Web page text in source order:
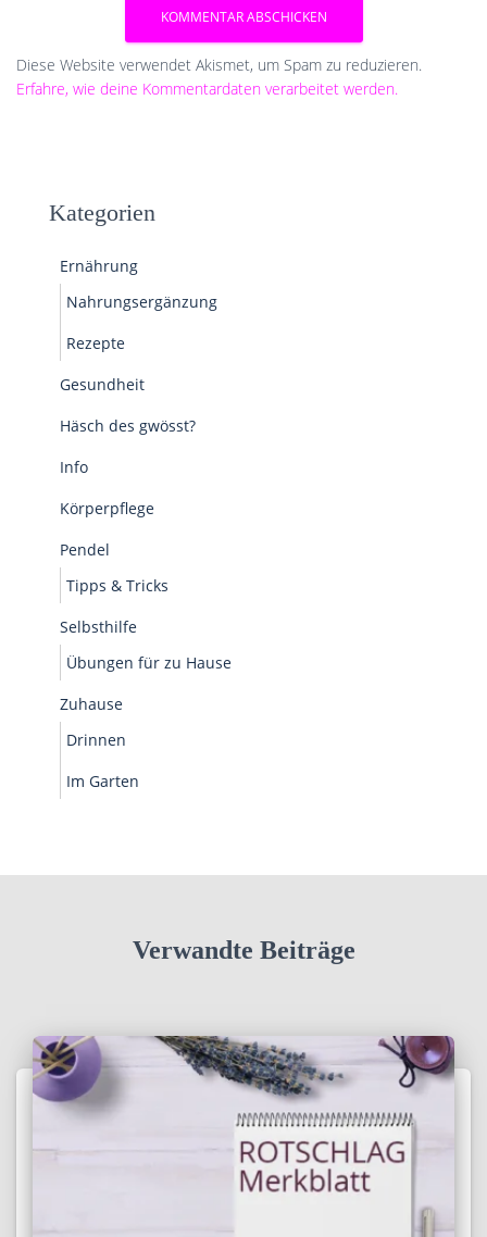
Diese Website verwendet Akismet, um Spam zu reduzieren.
Erfahre, wie deine Kommentardaten verarbeitet werden.
Kategorien
Ernährung
Nahrungsergänzung
Rezepte
Gesundheit
Häsch des gwösst?
Info
Körperpflege
Pendel
Tipps & Tricks
Selbsthilfe
Übungen für zu Hause
Zuhause
Drinnen
Im Garten
Verwandte Beiträge